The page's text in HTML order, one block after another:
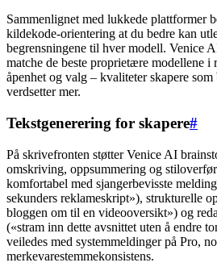
Sammenlignet med lukkede plattformer
kildekode-orientering at du bedre kan
begrensningene til hver modell. Venice
matche de beste proprietære modellene i
åpenhet og valg – kvaliteter skapere
verdsetter mer.
Tekstgenerering for skapere#
På skrivefronten støtter Venice AI
omskriving, oppsummering og
komfortabel med sjangerbevisste
sekunders reklameskript»), strukturelle
bloggen om til en videooversikt») og
(«stram inn dette avsnittet uten å endre
veiledes med systemmeldinger på Pro,
merkevarestemmekonsistens.